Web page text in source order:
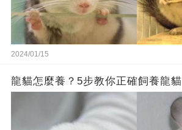
2024/01/15
龍貓怎麼養？5步教你正確飼養龍貓